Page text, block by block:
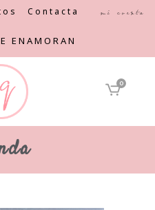
Contacta Mi cuenta
ENAMORAN
0